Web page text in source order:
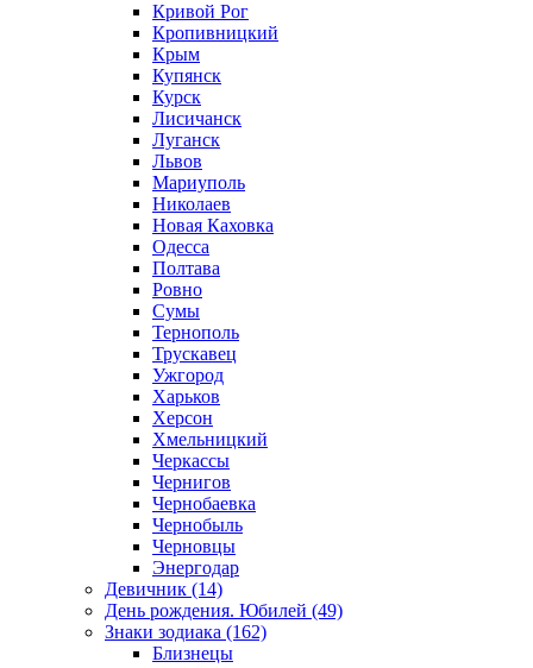
Кривой Рог
Кропивницкий
Крым
Купянск
Курск
Лисичанск
Луганск
Львов
Мариуполь
Николаев
Новая Каховка
Одесса
Полтава
Ровно
Сумы
Тернополь
Трускавец
Ужгород
Харьков
Херсон
Хмельницкий
Черкассы
Чернигов
Чернобаевка
Чернобыль
Черновцы
Энергодар
Девичник (14)
День рождения. Юбилей (49)
Знаки зодиака (162)
Близнецы